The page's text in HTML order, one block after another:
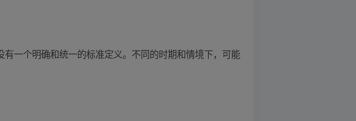
有一个明确和统一的标准定义。不同的时期和情境下，可能